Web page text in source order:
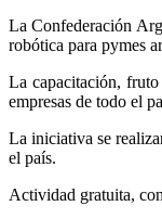
La Confederación
robótica para pymes
La capacitación,
empresas de todo el
La iniciativa se
el país.
Actividad gratuita,